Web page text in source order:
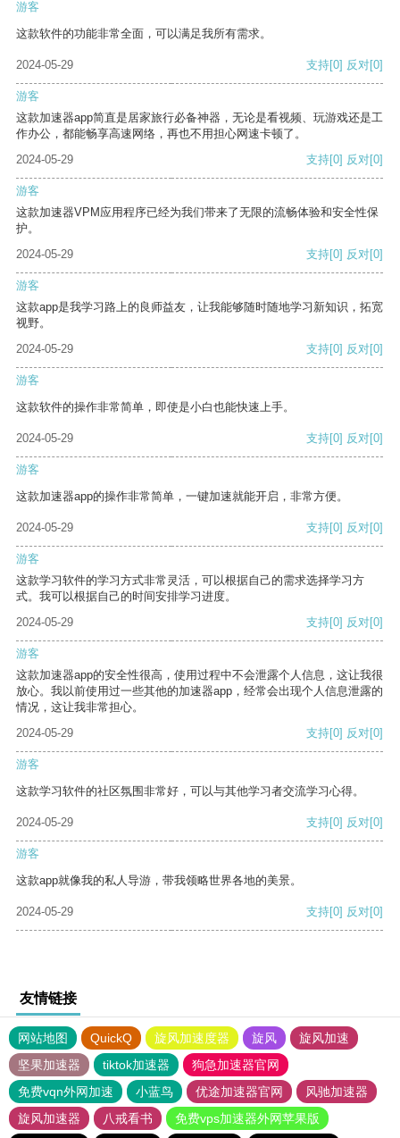
游客
这款软件的功能非常全面，可以满足我所有需求。
2024-05-29 支持[0] 反对[0]
游客
这款加速器app简直是居家旅行必备神器，无论是看视频、玩游戏还是工
作办公，都能畅享高速网络，再也不用担心网速卡顿了。
2024-05-29
支持[0] 反对[0]
游客
这款加速器VPM应用程序已经为我们带来了无限的流畅体验和安全性保
护。
2024-05-29
支持[0] 反对[0]
游客
这款app是我学习路上的良师益友，让我能够随时随地学习新知识，拓宽
视野。
2024-05-29
支持[0] 反对[0]
游客
这款软件的操作非常简单，即使是小白也能快速上手。
2024-05-29 支持[0] 反对[0]
游客
这款加速器app的操作非常简单，一键加速就能开启，非常方便。
2024-05-29 支持[0] 反对[0]
游客
这款学习软件的学习方式非常灵活，可以根据自己的需求选择学习方
式。我可以根据自己的时间安排学习进度。
2024-05-29
支持[0] 反对[0]
游客
这款加速器app的安全性很高，使用过程中不会泄露个人信息，这让我很
放心。我以前使用过一些其他的加速器app，经常会出现个人信息泄露的
情况，这让我非常担心。
2024-05-29
支持[0] 反对[0]
游客
这款学习软件的社区氛围非常好，可以与其他学习者交流学习心得。
2024-05-29 支持[0] 反对[0]
游客
这款app就像我的私人导游，带我领略世界各地的美景。
2024-05-29 支持[0] 反对[0]
友情链接
网站地图 QuickQ 旋风加速度器 旋风
旋风加速
坚果加速器
tiktok加速器
狗急加速器官网
免费vqn外网加速
小蓝鸟 优途加速器官网
风驰加速器
旋风加速器
八戒看书 免费vps加速器外网苹果版